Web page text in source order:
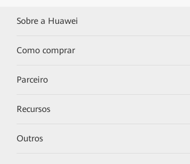
Sobre a Huawei
Como comprar
Parceiro
Recursos
Outros